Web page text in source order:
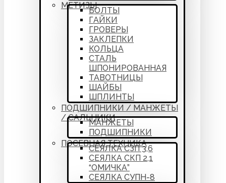
МЕТИЗЫ
БОЛТЫ
ГАЙКИ
ГРОВЕРЫ
ЗАКЛЕПКИ
КОЛЬЦА
СТАЛЬ
ШПОНИРОВАННАЯ
ТАВОТНИЦЫ
ШАЙБЫ
ШПЛИНТЫ
ПОДШИПНИКИ / МАНЖЕТЫ
/ САЛЬНИКИ
МАНЖЕТЫ
ПОДШИПНИКИ
ПОСЕВНАЯ ТЕХНИКА
СЕЯЛКА СЗП 3,6
СЕЯЛКА СКП 2,1
“ОМИЧКА”
СЕЯЛКА СУПН-8